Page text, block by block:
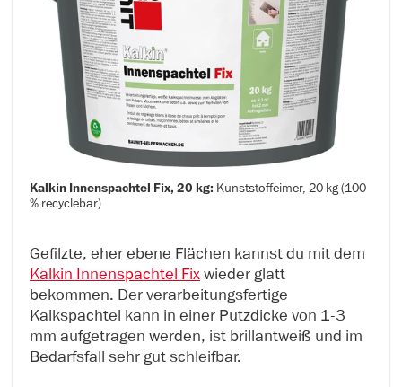
Kalkin Innenspachtel Fix, 20 kg: Kunststoffeimer, 20 kg (100
% recyclebar)
Gefilzte, eher ebene Flächen kannst du mit dem
Kalkin Innenspachtel Fixwieder glatt
bekommen. Der verarbeitungsfertige
Kalkspachtel kann in einer Putzdicke von 1-3
mm aufgetragen werden, ist brillantweiß und im
Bedarfsfall sehr gut schleifbar.